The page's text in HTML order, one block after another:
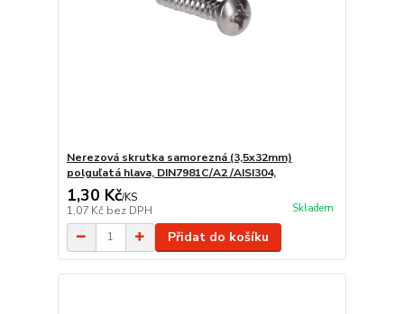
Nerezová skrutka samorezná (3,5x32mm)
polguľatá hlava, DIN7981C/A2 /AISI304,
1,30 Kč/KS
1,07 Kč bez DPH Skladem
Přidat do košíku